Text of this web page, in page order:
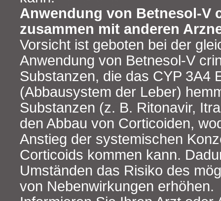
Anwendung von Betnesol-V
zusammen mit anderen
Vorsicht ist geboten bei der
Anwendung von Betnesol-V
Substanzen, die das CYP 3A4
(Abbausystem der Leber)
Substanzen (z. B. Ritonavir,
den Abbau von Corticoiden,
Anstieg der systemischen
Corticoids kommen kann.
Umständen das Risiko des
von Nebenwirkungen erhöhen.